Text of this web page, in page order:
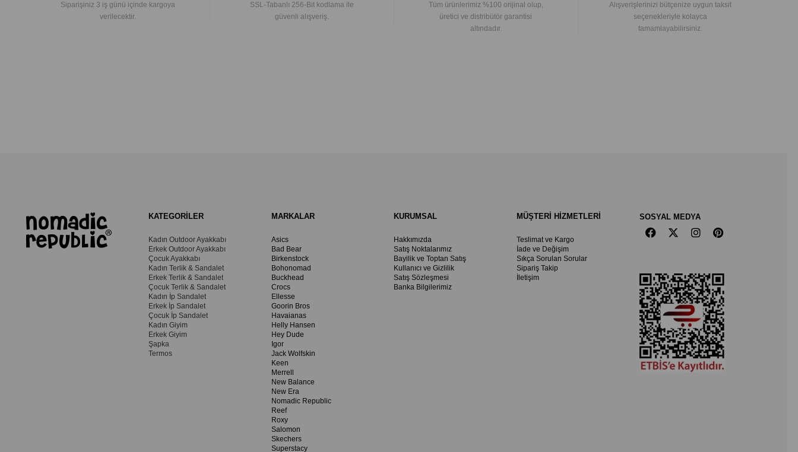
Siparişiniz 3 iş günü içinde kargoya
verilecektir.
SSL-Tabanlı 256-Bit kodlama ile
güvenli alışveriş.
Tüm ürünlerimiz %100 orijinal olup,
üretici ve distribütör garantisi
altındadır.
Alışverişlerinizi bütçenize uygun taksit
seçenekleriyle kolayca
tamamlayabilirsiniz.
KATEGORİLER
Kadın Outdoor Ayakkabı
Erkek Outdoor Ayakkabı
Çocuk Ayakkabı
Kadın Terlik & Sandalet
Erkek Terlik & Sandalet
Çocuk Terlik & Sandalet
Kadın İp Sandalet
Erkek İp Sandalet
Çocuk İp Sandalet
Kadın Giyim
Erkek Giyim
Şapka
Termos
MARKALAR
Asics
Bad Bear
Birkenstock
Bohonomad
Buckhead
Crocs
Ellesse
Goorin Bros
Havaianas
Helly Hansen
Hey Dude
Igor
Jack Wolfskin
Keen
Merrell
New Balance
New Era
Nomadic Republic
Reef
Roxy
Salomon
Skechers
Superstacy
KURUMSAL
Hakkımızda
Satış Noktalarımız
Bayilik ve Toptan Satış
Kullanıcı ve Gizlilik
Satış Sözleşmesi
Banka Bilgilerimiz
MÜŞTERİ HİZMETLERİ
Teslimat ve Kargo
İade ve Değişim
Sıkça Sorulan Sorular
Sipariş Takip
İletişim
SOSYAL MEDYA